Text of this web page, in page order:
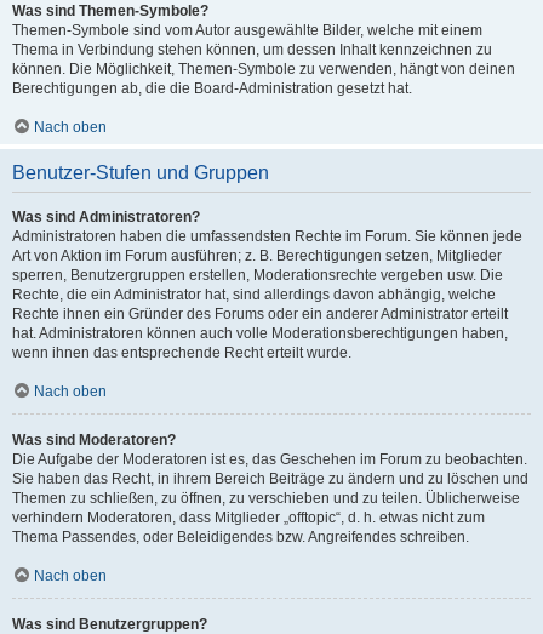
Was sind Themen-Symbole?
Themen-Symbole sind vom Autor ausgewählte Bilder, welche mit einem
Thema in Verbindung stehen können, um dessen Inhalt kennzeichnen zu
können. Die Möglichkeit, Themen-Symbole zu verwenden, hängt von deinen
Berechtigungen ab, die die Board-Administration gesetzt hat.
Nach oben
Benutzer-Stufen und Gruppen
Was sind Administratoren?
Administratoren haben die umfassendsten Rechte im Forum. Sie können jede
Art von Aktion im Forum ausführen; z. B. Berechtigungen setzen, Mitglieder
sperren, Benutzergruppen erstellen, Moderationsrechte vergeben usw. Die
Rechte, die ein Administrator hat, sind allerdings davon abhängig, welche
Rechte ihnen ein Gründer des Forums oder ein anderer Administrator erteilt
hat. Administratoren können auch volle Moderationsberechtigungen haben,
wenn ihnen das entsprechende Recht erteilt wurde.
Nach oben
Was sind Moderatoren?
Die Aufgabe der Moderatoren ist es, das Geschehen im Forum zu beobachten.
Sie haben das Recht, in ihrem Bereich Beiträge zu ändern und zu löschen und
Themen zu schließen, zu öffnen, zu verschieben und zu teilen. Üblicherweise
verhindern Moderatoren, dass Mitglieder „offtopic“, d. h. etwas nicht zum
Thema Passendes, oder Beleidigendes bzw. Angreifendes schreiben.
Nach oben
Was sind Benutzergruppen?